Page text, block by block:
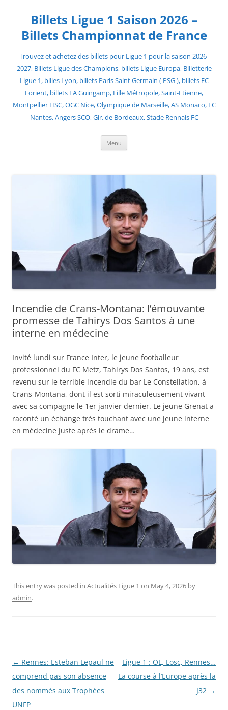
contentBillets Ligue 1 Saison 2026 –
Billets Championnat de France
Trouvez et achetez des billets pour Ligue 1 pour la saison 2026-
2027, Billets Ligue des Champions, billets Ligue Europa, Billetterie
Ligue 1, billes Lyon, billets Paris Saint Germain ( PSG ), billets FC
Lorient, billets EA Guingamp, Lille Métropole, Saint-Etienne,
Montpellier HSC, OGC Nice, Olympique de Marseille, AS Monaco, FC
Nantes, Angers SCO, Gir. de Bordeaux, Stade Rennais FC
Menu
Incendie de Crans-Montana: l’émouvante
promesse de Tahirys Dos Santos à une
interne en médecine
Invité lundi sur France Inter, le jeune footballeur
professionnel du FC Metz, Tahirys Dos Santos, 19 ans, est
revenu sur le terrible incendie du bar Le Constellation, à
Crans-Montana, dont il est sorti miraculeusement vivant
avec sa compagne le 1er janvier dernier. Le jeune Grenat a
raconté un échange très touchant avec une jeune interne
en médecine juste après le drame…
This entry was posted in Actualités Ligue 1 on May 4, 2026 by
admin.
Post
navigation
← Rennes: Esteban Lepaul ne
comprend pas son absence
des nommés aux Trophées
UNFP
Ligue 1 : OL, Losc, Rennes…
La course à l’Europe après la
J32 →